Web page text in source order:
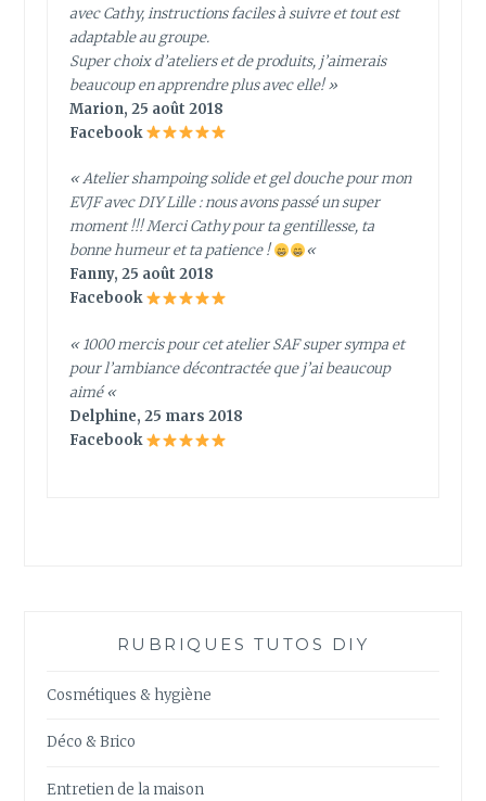
avec Cathy, instructions faciles à suivre et tout est
adaptable au groupe.
Super choix d’ateliers et de produits, j’aimerais
beaucoup en apprendre plus avec elle! »
Marion, 25 août 2018
Facebook
« Atelier shampoing solide et gel douche pour mon
EVJF avec DIY Lille : nous avons passé un super
moment !!! Merci Cathy pour ta gentillesse, ta
bonne humeur et ta patience !
«
Fanny, 25 août 2018
Facebook
« 1000 mercis pour cet atelier SAF super sympa et
pour l’ambiance décontractée que j’ai beaucoup
aimé«
Delphine, 25 mars 2018
Facebook
RUBRIQUES TUTOS DIY
Cosmétiques & hygiène
Déco & Brico
Entretien de la maison